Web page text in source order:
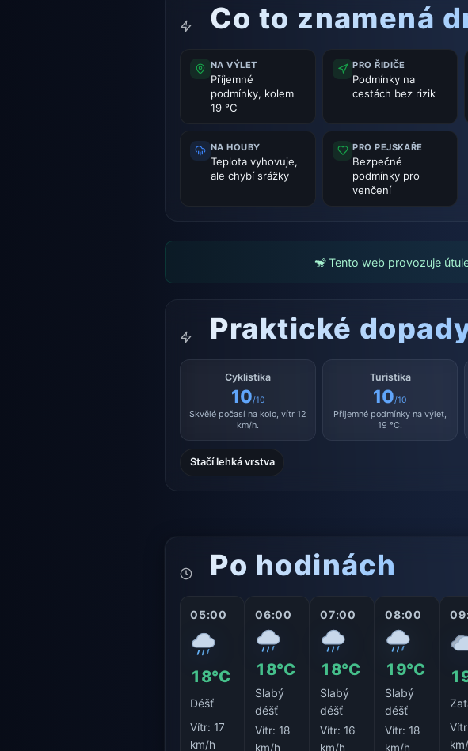
Co to znamená
NA VÝLET
Příjemné
podmínky, kolem
19 °C
PRO ŘIDIČE
Podmínky na
cestách bez rizik
NA HOUBY
Teplota vyhovuje,
ale chybí srážky
PRO PEJSKAŘE
Bezpečné
podmínky pro
venčení
🐒 Tento web provozuje
Praktické
Cyklistika
10/10
Skvělé počasí na kolo, vítr 12
km/h.
Turistika
10/10
Příjemné podmínky na výlet,
19 °C.
Stačí lehká vrstva
Po hodinách
05:00
18°C
Déšť
Vítr:17
km/h
06:00
18°C
Slabý
déšť
Vítr:18
km/h
07:00
18°C
Slabý
déšť
Vítr:16
km/h
08:00
19°C
Slabý
déšť
Vítr:18
km/h